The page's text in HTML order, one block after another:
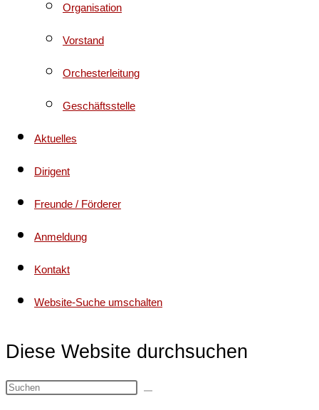
Organisation
Vorstand
Orchesterleitung
Geschäftsstelle
Aktuelles
Dirigent
Freunde / Förderer
Anmeldung
Kontakt
Website-Suche umschalten
Diese Website durchsuchen